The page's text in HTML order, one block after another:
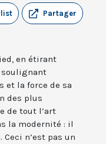
Partager
en étirant
soulignant
et la force de sa
des plus
de tout l’art
la modernité : il
n’est pas un